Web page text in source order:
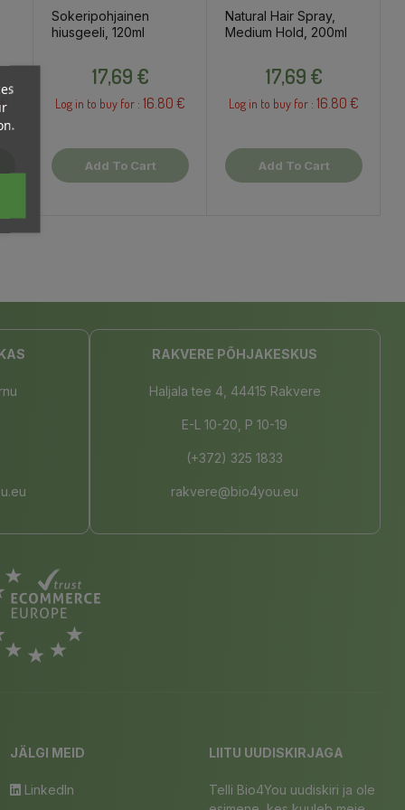
Sokeripohjainen
hiusgeeli, 120ml
17,69 €
Log in to buy for : 16.80 €
Add To Cart
Natural Hair Spray,
Medium Hold, 200ml
17,69 €
Log in to buy for : 16.80 €
Add To Cart
RAKVERE PÕHJAKESKUS
Haljala tee 4, 44415 Rakvere
E-L 10-20, P 10-19
(+372) 325 1833
rakvere@bio4you.eu
JÄLGI MEID
LinkedIn
LIITU UUDISKIRJAGA
Telli Bio4You uudiskiri ja ole